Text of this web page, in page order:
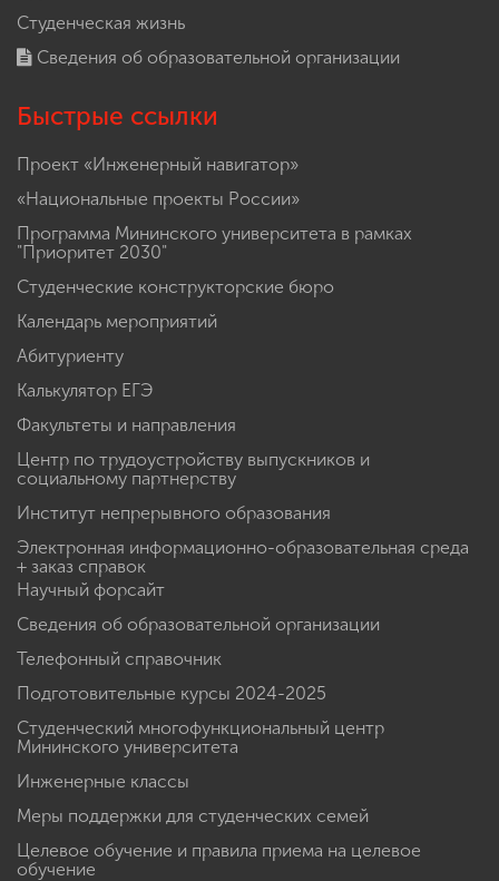
Студенческая жизнь
Сведения об образовательной организации
Быстрые ссылки
Проект «Инженерный навигатор»
«Национальные проекты России»
Программа Мининского университета в рамках
"Приоритет 2030"
Студенческие конструкторские бюро
Календарь мероприятий
Абитуриенту
Калькулятор ЕГЭ
Факультеты и направления
Центр по трудоустройству выпускников и
социальному партнерству
Институт непрерывного образования
Электронная информационно-образовательная среда
+ заказ справок
Научный форсайт
Сведения об образовательной организации
Телефонный справочник
Подготовительные курсы 2024-2025
Студенческий многофункциональный центр
Мининского университета
Инженерные классы
Меры поддержки для студенческих семей
Целевое обучение и правила приема на целевое
обучение